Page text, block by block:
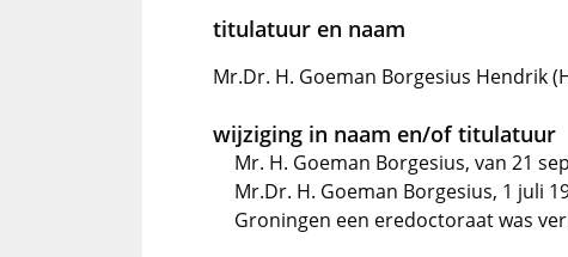
titulatuur en naam
Mr.Dr. H. Goeman Borgesius Hendrik
wijziging in naam en/of titulatuur
Mr. H. Goeman Borgesius, van 21
Mr.Dr. H. Goeman Borgesius, 1 juli
Groningen een eredoctoraat was